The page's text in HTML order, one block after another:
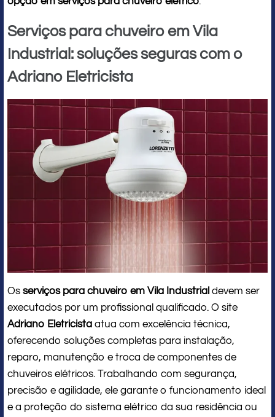
Serviços para chuveiro em Vila
Industrial: soluções seguras com o
Adriano Eletricista
Os serviços para chuveiro em Vila Industrial devem ser
executados por um profissional qualificado. O site
Adriano Eletricista atua com excelência técnica,
oferecendo soluções completas para instalação,
reparo, manutenção e troca de componentes de
chuveiros elétricos. Trabalhando com segurança,
precisão e agilidade, ele garante o funcionamento ideal
e a proteção do sistema elétrico da sua residência ou